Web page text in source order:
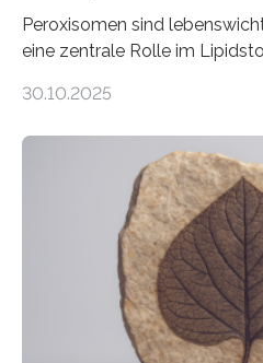
Peroxisomen sind
eine zentrale Rolle im
erfüllen können, müssen
der Ruhr-Universität Bochum
und Dr. Ismaila Francis Yusuf
unbekannten
peroxisomalen
Saccharomyces cerevisiae
Funktionsfähigkeit der
Studie wurde am 28.
Fachzeitschrift…
30.10.2025